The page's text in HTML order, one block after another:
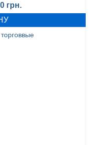
грн..
грн.
цена: